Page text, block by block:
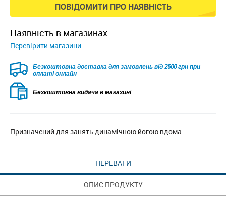
ПОВІДОМИТИ ПРО НАЯВНІСТЬ
наявність в магазинах
Перевірити магазини
Безкоштовна доставка для замовлень від 2500 грн при
оплаті онлайн
Безкоштовна видача в магазині
Призначений для занять динамічною йогою вдома.
ПЕРЕВАГИ
ОПИС ПРОДУКТУ